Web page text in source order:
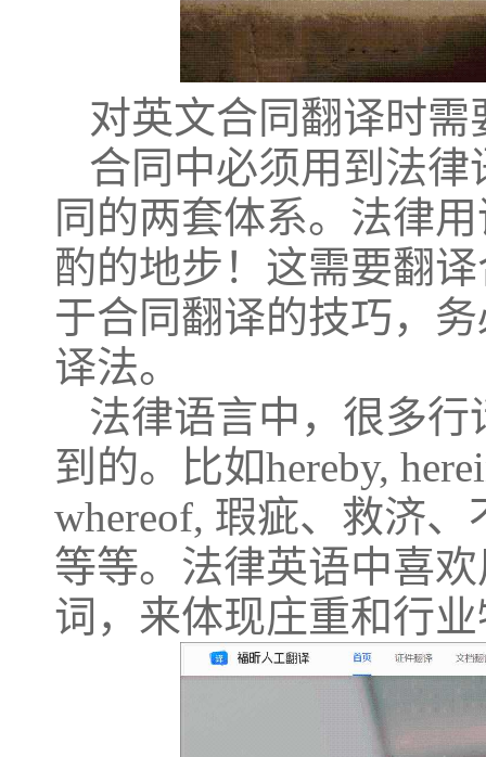
对英文合同翻译时
合同中必须用到法
同的两套体系。法律
酌的地步！这需要翻
于合同翻译的技巧，
译法。
法律语言中，很多
到的。比如hereby,
whereof, 瑕疵、救济
等等。法律英语中喜
词，来体现庄重和行